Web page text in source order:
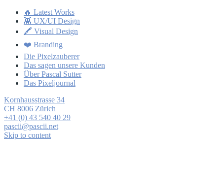
🔥 Latest Works
👾 UX/UI Design
🖍 Visual Design
❤️ Branding
Die Pixelzauberer
Das sagen unsere Kunden
Über Pascal Sutter
Das Pixeljournal
Kornhausstrasse 34
CH 8006 Zürich
+41 (0) 43 540 40 29
pascii@pascii.net
Skip to content